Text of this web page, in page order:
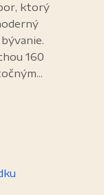
ktorý
160